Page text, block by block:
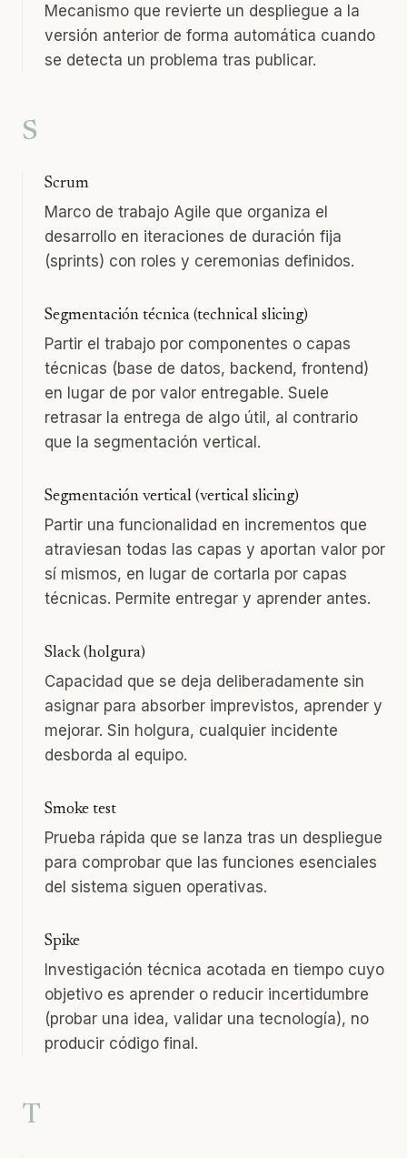
Mecanismo que revierte un despliegue a la
versión anterior de forma automática cuando
se detecta un problema tras publicar.
S
Scrum
Marco de trabajo Agile que organiza el
desarrollo en iteraciones de duración fija
(sprints) con roles y ceremonias definidos.
Segmentación técnica (technical slicing)
Partir el trabajo por componentes o capas
técnicas (base de datos, backend, frontend)
en lugar de por valor entregable. Suele
retrasar la entrega de algo útil, al contrario
que la segmentación vertical.
Segmentación vertical (vertical slicing)
Partir una funcionalidad en incrementos que
atraviesan todas las capas y aportan valor por
sí mismos, en lugar de cortarla por capas
técnicas. Permite entregar y aprender antes.
Slack (holgura)
Capacidad que se deja deliberadamente sin
asignar para absorber imprevistos, aprender y
mejorar. Sin holgura, cualquier incidente
desborda al equipo.
Smoke test
Prueba rápida que se lanza tras un despliegue
para comprobar que las funciones esenciales
del sistema siguen operativas.
Spike
Investigación técnica acotada en tiempo cuyo
objetivo es aprender o reducir incertidumbre
(probar una idea, validar una tecnología), no
producir código final.
T